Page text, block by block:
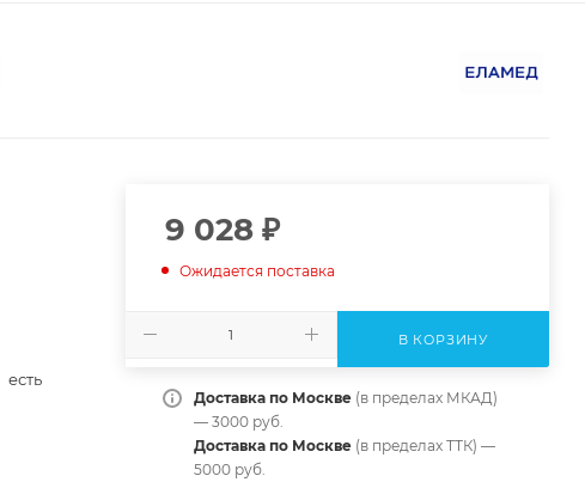
есть
9 028₽
Ожидается поставка
В КОРЗИНУ
Доставка по Москве(в пределах МКАД)
— 3000 руб.
Доставка по Москве (в пределах ТТК) —
5000 руб.